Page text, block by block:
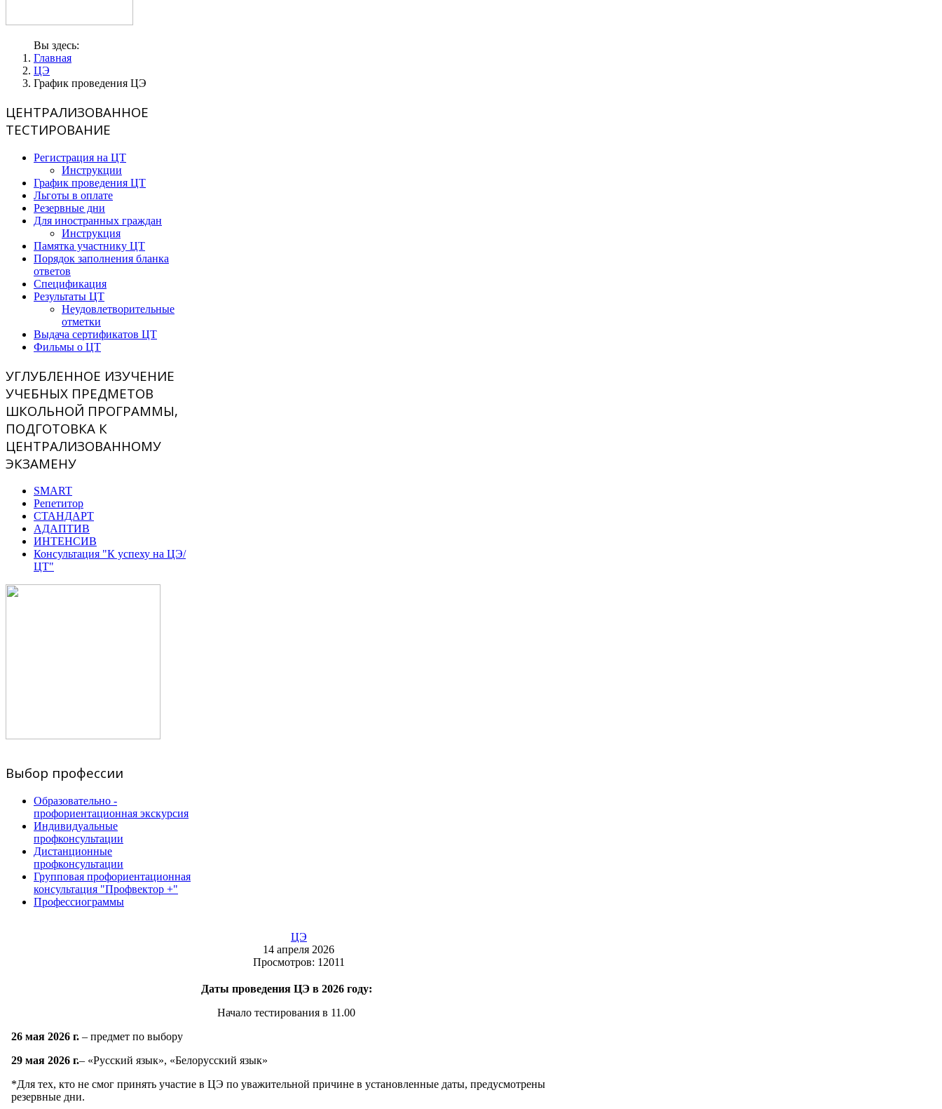
Вы здесь:
Главная
ЦЭ
График проведения ЦЭ
ЦЕНТРАЛИЗОВАННОЕ
ТЕСТИРОВАНИЕ
Регистрация на ЦТ
Инструкции
График проведения ЦТ
Льготы в оплате
Резервные дни
Для иностранных граждан
Инструкция
Памятка участнику ЦТ
Порядок заполнения бланка
ответов
Спецификация
Результаты ЦТ
Неудовлетворительные
отметки
Выдача сертификатов ЦТ
Фильмы о ЦТ
УГЛУБЛЕННОЕ ИЗУЧЕНИЕ
УЧЕБНЫХ ПРЕДМЕТОВ
ШКОЛЬНОЙ ПРОГРАММЫ,
ПОДГОТОВКА К
ЦЕНТРАЛИЗОВАННОМУ
ЭКЗАМЕНУ
SMART
Репетитор
СТАНДАРТ
АДАПТИВ
ИНТЕНСИВ
Консультация "К успеху на ЦЭ/
ЦТ"
Выбор профессии
Образовательно -
профориентационная экскурсия
Индивидуальные
профконсультации
Дистанционные
профконсультации
Групповая профориентационная
консультация "Профвектор +"
Профессиограммы
ЦЭ
14 апреля 2026
Просмотров: 12011
Даты проведения ЦЭ в2026 году:
Начало тестирования в 11.00
26 мая 2026 г. – предмет по выбору
29 мая 2026 г.– «Русский язык», «Белорусский язык»
*Для тех, кто не смог принять участие в ЦЭ по уважительной причине в установленные даты, предусмотрены
резервные дни.